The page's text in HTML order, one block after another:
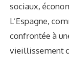
sociaux,
L’Espagne,
confrontée à
vieillissement